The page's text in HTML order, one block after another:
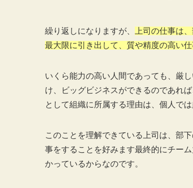
繰り返しになりますが、
上司の仕事は
最大限に引き出して、質や精度の高い仕
いくら能力の高い人間であっても、厳
け、ビッグビジネスができるのであれ
として組織に所属する理由は、個人で
このことを理解できている上司は、部
事をすることを好みます最終的にチー
かっているからなのです。